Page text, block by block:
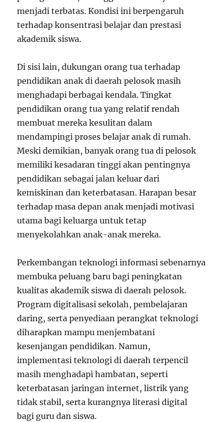
menjadi terbatas. Kondisi ini berpengaruh
terhadap konsentrasi belajar dan prestasi
akademik siswa.
Di sisi lain, dukungan orang tua terhadap
pendidikan anak di daerah pelosok masih
menghadapi berbagai kendala. Tingkat
pendidikan orang tua yang relatif rendah
membuat mereka kesulitan dalam
mendampingi proses belajar anak di rumah.
Meski demikian, banyak orang tua di pelosok
memiliki kesadaran tinggi akan pentingnya
pendidikan sebagai jalan keluar dari
kemiskinan dan keterbatasan. Harapan besar
terhadap masa depan anak menjadi motivasi
utama bagi keluarga untuk tetap
menyekolahkan anak-anak mereka.
Perkembangan teknologi informasi sebenarnya
membuka peluang baru bagi peningkatan
kualitas akademik siswa di daerah pelosok.
Program digitalisasi sekolah, pembelajaran
daring, serta penyediaan perangkat teknologi
diharapkan mampu menjembatani
kesenjangan pendidikan. Namun,
implementasi teknologi di daerah terpencil
masih menghadapi hambatan, seperti
keterbatasan jaringan internet, listrik yang
tidak stabil, serta kurangnya literasi digital
bagi guru dan siswa.